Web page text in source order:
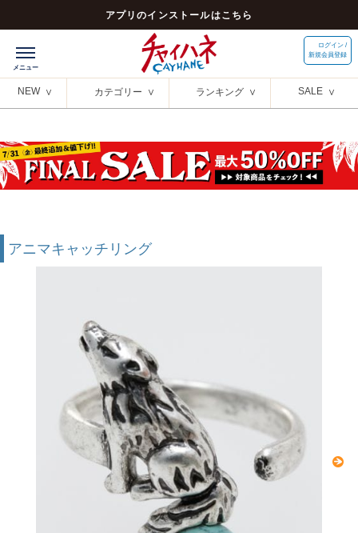
アプリのインストールはこちら
ログイン /
新規会員登録
NEW カテゴリー ランキング SALE
アニマキャッチリング